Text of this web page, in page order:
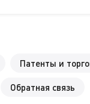
Патенты и
Обратная связь